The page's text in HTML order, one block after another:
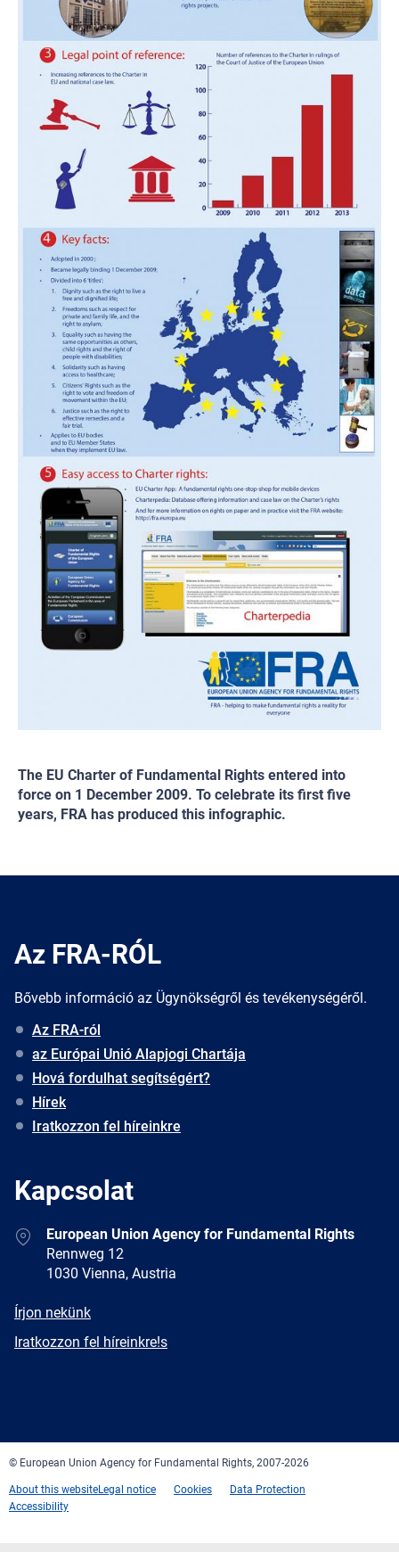
The EU Charter of Fundamental Rights entered into
force on 1 December 2009. To celebrate its first five
years, FRA has produced this infographic.
Az FRA-RÓL
Bővebb információ az Ügynökségről és tevékenységéről.
Az FRA-ról
az Európai Unió Alapjogi Chartája
Hová fordulhat segítségért?
Hírek
Iratkozzon fel híreinkre
Kapcsolat
AddressEuropean Union Agency for Fundamental Rights
Rennweg 12
1030 Vienna, Austria
E-
Írjon nekünk
Newsletter
Iratkozzon fel híreinkre!s
© European Union Agency for Fundamental Rights, 2007-2026
About this websiteLegal notice Cookies
Data Protection
Accessibility